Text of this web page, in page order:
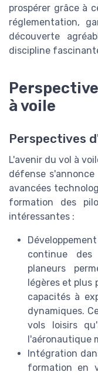
prospérer grâce à
réglementation,
découverte
discipline
à voile
Perspectives
L'avenir du vol à
défense
avancées
formation des
intéressantes :
continue des
planeurs
légères et plus
capacités à
dynamiques.
vols loisirs
l'aéronautique
Intégration
formation en